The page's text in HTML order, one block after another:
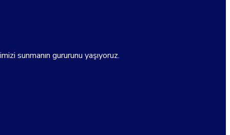
sunmanın gururunu yaşıyoruz.